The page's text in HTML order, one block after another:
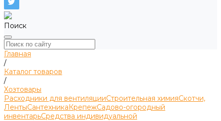
Поиск
Главная
/
Каталог товаров
/
Хозтовары
Расходники для вентиляцииСтроительная химияСкотчи,
ЛентыСантехникаКрепежСадово-огородный
инвентарьСредства индивидуальной